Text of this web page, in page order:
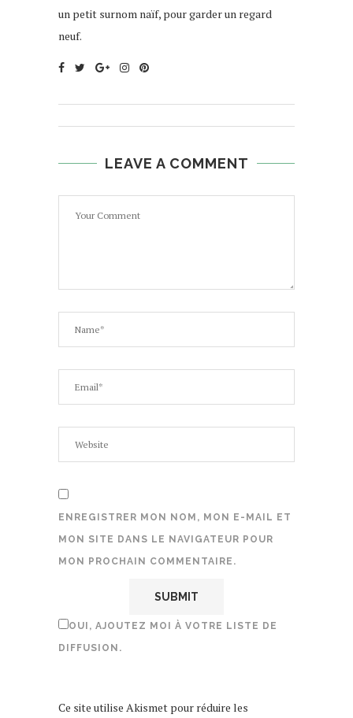
un petit surnom naïf, pour garder un regard
neuf.
LEAVE A COMMENT
ENREGISTRER MON NOM, MON E-MAIL ET
MON SITE DANS LE NAVIGATEUR POUR
MON PROCHAIN COMMENTAIRE.
OUI, AJOUTEZ MOI À VOTRE LISTE DE
DIFFUSION.
Ce site utilise Akismet pour réduire les